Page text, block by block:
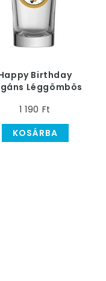
Birthday
Léggömbös
1 190 Ft
KOSÁRBA